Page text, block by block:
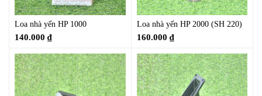
Loa nhà yến HP 1000
140.000 ₫
Loa nhà yến HP 2000 (SH 220)
160.000 ₫